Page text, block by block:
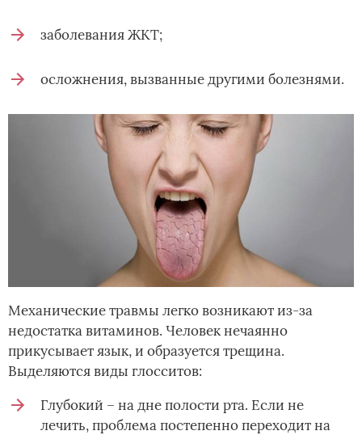
заболевания ЖКТ;
осложнения, вызванные другими болезнями.
Механические травмы легко возникают из-за
недостатка витаминов. Человек нечаянно
прикусывает язык, и образуется трещина.
Выделяются виды глосситов:
Глубокий – на дне полости рта. Если не
лечить, проблема постепенно переходит на